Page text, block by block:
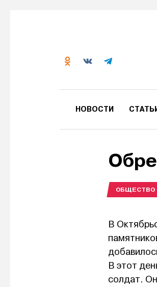
НОВОСТИ
ОБЩЕСТВО
В
В этот
солдат.